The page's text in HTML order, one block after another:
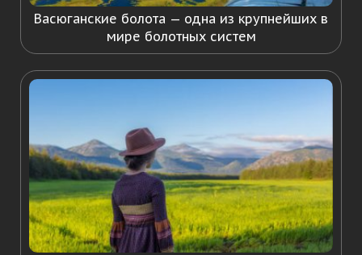
Васюганские болота — одна из крупнейших в
мире болотных систем